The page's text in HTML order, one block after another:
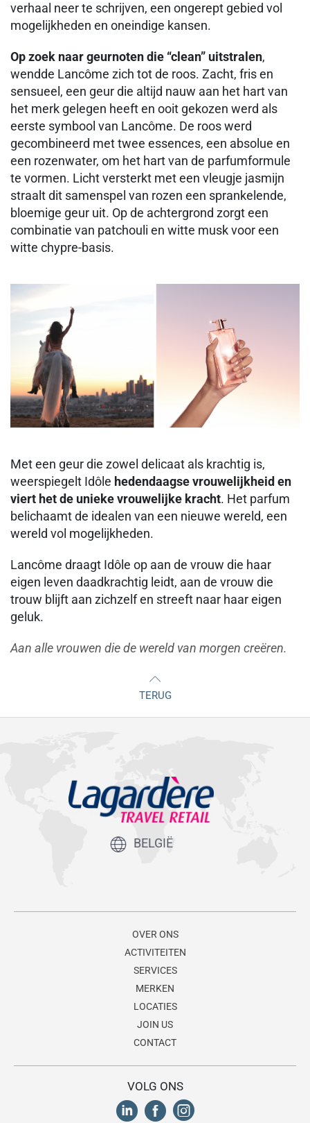
verhaal neer te schrijven, een ongerept gebied vol
mogelijkheden en oneindige kansen.
Op zoek naar geurnoten die “clean” uitstralen,
wendde Lancôme zich tot de roos. Zacht, fris en
sensueel, een geur die altijd nauw aan het hart van
het merk gelegen heeft en ooit gekozen werd als
eerste symbool van Lancôme. De roos werd
gecombineerd met twee essences, een absolue en
een rozenwater, om het hart van de parfumformule
te vormen. Licht versterkt met een vleugje jasmijn
straalt dit samenspel van rozen een sprankelende,
bloemige geur uit. Op de achtergrond zorgt een
combinatie van patchouli en witte musk voor een
witte chypre-basis.
Met een geur die zowel delicaat als krachtig is,
weerspiegelt Idôle hedendaagse vrouwelijkheid en
viert het de unieke vrouwelijke kracht. Het parfum
belichaamt de idealen van een nieuwe wereld, een
wereld vol mogelijkheden.
Lancôme draagt Idôle op aan de vrouw die haar
eigen leven daadkrachtig leidt, aan de vrouw die
trouw blijft aan zichzelf en streeft naar haar eigen
geluk.
Aan alle vrouwen die de wereld van morgen creëren.
TERUG
BELGIË
OVER ONS
ACTIVITEITEN
SERVICES
MERKEN
LOCATIES
JOIN US
CONTACT
VOLG ONS